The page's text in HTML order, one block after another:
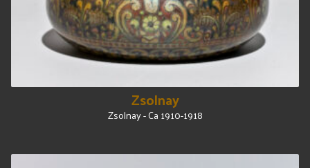
Zsolnay
Zsolnay - Ca 1910-1918